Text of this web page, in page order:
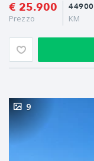
€ 25.900
Prezzo
44900
KM
9